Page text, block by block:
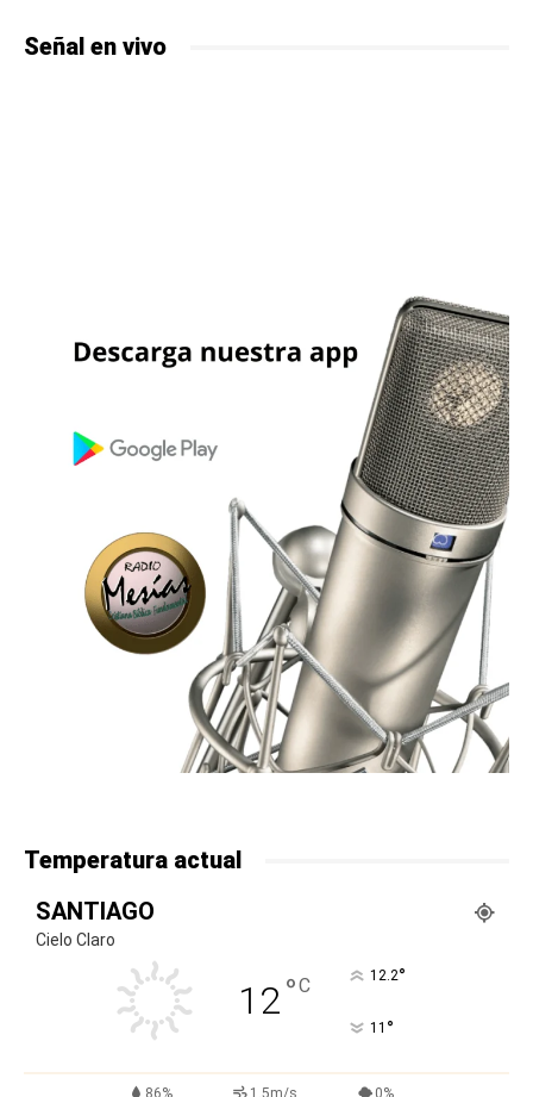
Señal en vivo
Temperatura actual
SANTIAGO
Cielo Claro
12°C 12.2°
11 °
86% 1.5m/s 0%